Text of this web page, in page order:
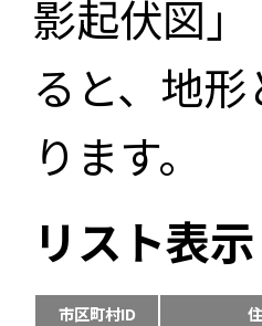
影起伏図
ると、地
ります。
リスト表示
市区町村ID